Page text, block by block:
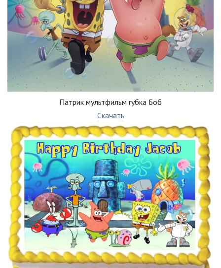
Патрик мультфильм губка Боб
Скачать